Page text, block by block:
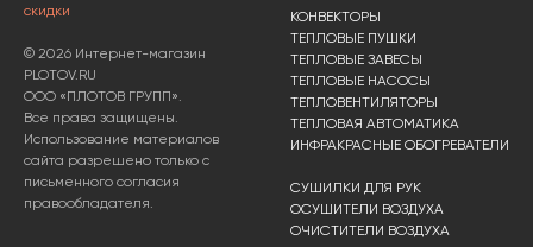
скидки
© 2026 Интернет-магазин
PLOTOV.RU
ООО «ПЛОТОВ ГРУПП».
Все права защищены.
Использование материалов
сайта разрешено только с
письменного согласия
правообладателя.
КОНВЕКТОРЫ
ТЕПЛОВЫЕ ПУШКИ
ТЕПЛОВЫЕ ЗАВЕСЫ
ТЕПЛОВЫЕ НАСОСЫ
ТЕПЛОВЕНТИЛЯТОРЫ
ТЕПЛОВАЯ АВТОМАТИКА
ИНФРАКРАСНЫЕ ОБОГРЕВАТЕЛИ
СУШИЛКИ ДЛЯ РУК
ОСУШИТЕЛИ ВОЗДУХА
ОЧИСТИТЕЛИ ВОЗДУХА